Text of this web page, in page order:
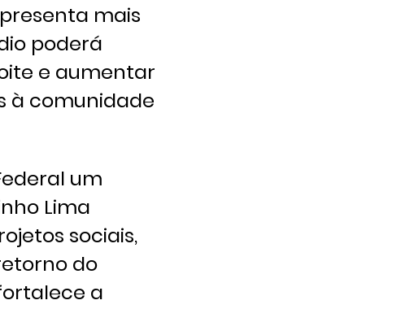
mais
poderá
e aumentar
à comunidade
um
Lima
sociais,
do
a